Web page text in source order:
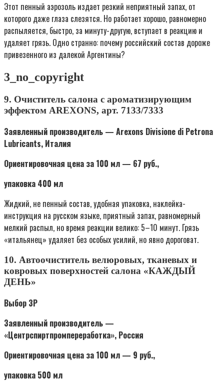
Этот пенный аэрозоль издает резкий неприятный запах, от
которого даже глаза слезятся. Но работает хорошо, равномерно
распыляется, быстро, за минуту-другую, вступает в реакцию и
удаляет грязь. Одно странно: почему российский состав дороже
привезенного из далекой Аргентины?
3_no_copyright
9. Очиститель салона с ароматизирующим
эффектом AREXONS, арт. 7133/7333
Заявленный производитель — Arexons Divisione di Petrona
Lubricants, Италия
Ориентировочная цена за 100 мл — 67 руб.,
упаковка 400 мл
Жидкий, не пенный состав, удобная упаковка, наклейка-
инструкция на русском языке, приятный запах, равномерный
мелкий распыл, но время реакции велико: 5–10 минут. Грязь
«итальянец» удаляет без особых усилий, но явно дороговат.
10. Автоочиститель велюровых, тканевых и
ковровых поверхностей салона «КАЖДЫЙ
ДЕНЬ»
Выбор ЗР
Заявленный производитель —
«Центрспиртпромпереработка», Россия
Ориентировочная цена за 100 мл — 9 руб.,
упаковка 500 мл